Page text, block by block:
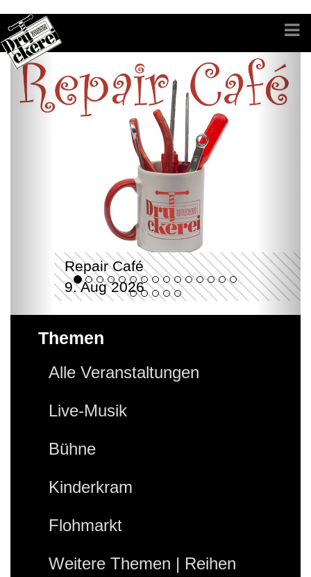
Repair Café
9. Aug 2026
Themen
Alle Veranstaltungen
Live-Musik
Bühne
Kinderkram
Flohmarkt
Weitere Themen | Reihen